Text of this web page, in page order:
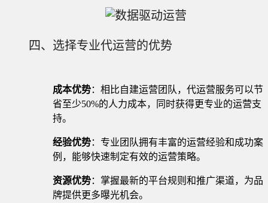
四、选择专业代运营的优势
成本优势：相比自建运营团队，代运营服务可以节
省至少50%的人力成本，同时获得更专业的运营支
持。
经验优势：专业团队拥有丰富的运营经验和成功案
例，能够快速制定有效的运营策略。
资源优势：掌握最新的平台规则和推广渠道，为品
牌提供更多曝光机会。